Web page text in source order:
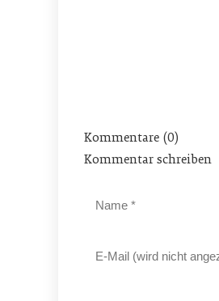
Kommentare (0)
Kommentar schreiben